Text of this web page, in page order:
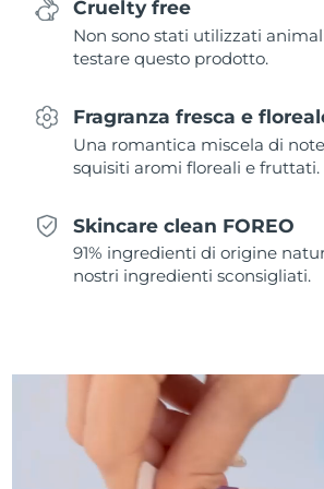
Cruelty free
Non sono stati utilizzati
testare questo prodotto.
Fragranza fresca e
Una romantica miscela di
squisiti aromi floreali e fruttati.
Skincare clean FOREO
91% ingredienti di origine
nostri ingredienti sconsigliati.
Slovacchia
Sudafrica
Spagna
Thailandia